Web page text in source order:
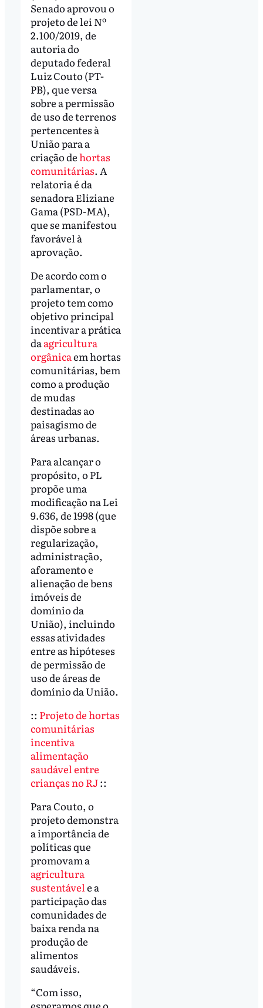
Senado aprovou o
projeto de lei Nº
2.100/2019, de
autoria do
deputado federal
Luiz Couto (PT-
PB), que versa
sobre a permissão
de uso de terrenos
pertencentes à
União para a
criação dehortas
comunitárias. A
relatoria é da
senadora Eliziane
Gama (PSD-MA),
que se manifestou
favorável à
aprovação.
De acordo com o
parlamentar, o
projeto tem como
objetivo principal
incentivar a prática
daagricultura
orgânicaem hortas
comunitárias, bem
como a produção
de mudas
destinadas ao
paisagismo de
áreas urbanas.
Para alcançar o
propósito, o PL
propõe uma
modificação na Lei
9.636, de 1998 (que
dispõe sobre a
regularização,
administração,
aforamento e
alienação de bens
imóveis de
domínio da
União), incluindo
essas atividades
entre as hipóteses
de permissão de
uso de áreas de
domínio da União.
:: Projeto de hortas
comunitárias
incentiva
alimentação
saudável entre
crianças no RJ::
Para Couto, o
projeto demonstra
a importância de
políticas que
promovam a
agricultura
sustentável e a
participação das
comunidades de
baixa renda na
produção de
alimentos
saudáveis.
“Com isso,